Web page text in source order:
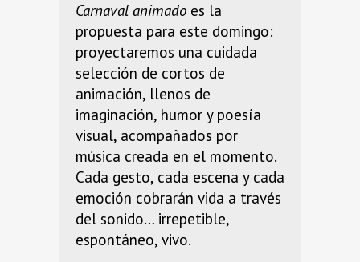
Carnaval animado es la
propuesta para este domingo:
proyectaremos una cuidada
selección de cortos de
animación, llenos de
imaginación, humor y poesía
visual, acompañados por
música creada en el momento.
Cada gesto, cada escena y cada
emoción cobrarán vida a través
del sonido… irrepetible,
espontáneo, vivo.